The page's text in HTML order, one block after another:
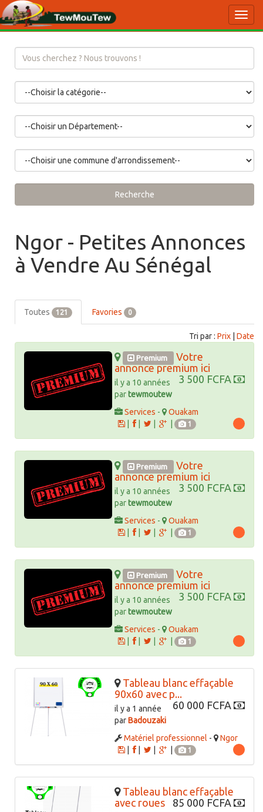
Recherche
Ngor - Petites Annonces
à Vendre Au Sénégal
Toutes 121 Favories 0
Tri par : Prix Date
Premium
Votre
annonce premium ici
3 500 FCFA
il y a 10 années
partewmoutew
Services -
Ouakam
|
1
Premium
Votre
annonce premium ici
3 500 FCFA
il y a 10 années
partewmoutew
Services -
Ouakam
|
1
Premium
Votre
annonce premium ici
3 500 FCFA
il y a 10 années
partewmoutew
Services -
Ouakam
|
1
Tableau blanc effaçable
90x60 avec p...
60 000 FCFA
il y a 1 année
parBadouzaki
Matériel professionnel -
Ngor
|
1
Tableau blanc effaçable
avec roues
85 000 FCFA